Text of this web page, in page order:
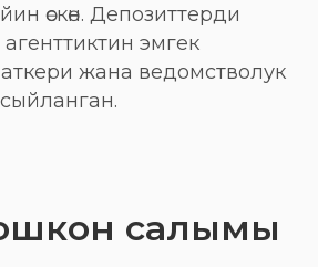
өскөн. Депозиттерди
эмгек
жана ведомстволук
салымы